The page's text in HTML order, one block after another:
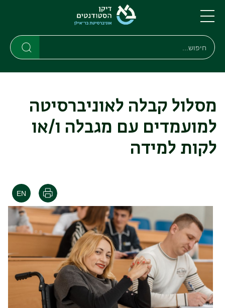
דילוג
לתוכן
דילוג
לתפריט
תפריטחיפוש
חיפוש
מסלול קבלה לאוניברסיטה
למועמדים עם מגבלה ו/או
לקות למידה
הדפסה